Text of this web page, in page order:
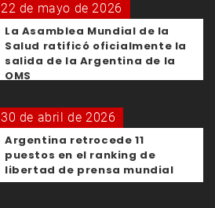
22 de mayo de 2026
La Asamblea Mundial de la
Salud ratificó oficialmente la
salida de la Argentina de la
OMS
30 de abril de 2026
Argentina retrocede 11
puestos en el ranking de
libertad de prensa mundial